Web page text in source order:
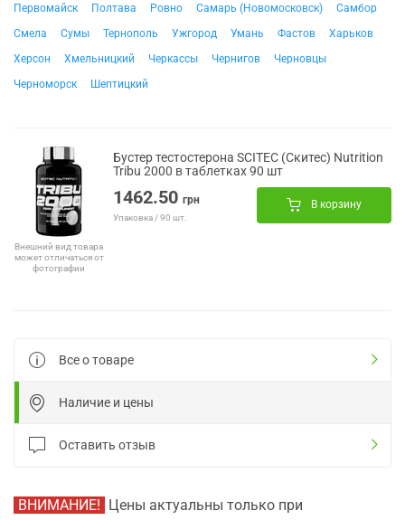
Первомайск
Полтава Ровно Самарь (Новомосковск)
Самбор
Смела
Сумы Тернополь Ужгород Умань Фастов
Харьков
Херсон
Хмельницкий Черкассы Чернигов
Черновцы
Черноморск
Шептицкий
Внешний вид товара
может отличаться от
фотографии
Бустер тестостерона SCITEC (Скитес) Nutrition
Tribu 2000 в таблетках 90 шт
1462.50 грн
Упаковка / 90 шт.
В корзину
Все о товаре
Наличие и цены
Оставить отзыв
ВНИМАНИЕ! Цены актуальны только при